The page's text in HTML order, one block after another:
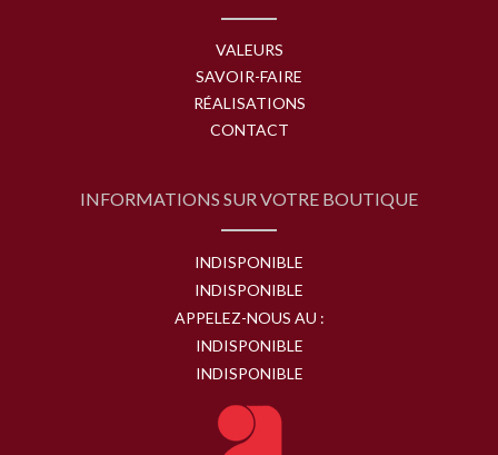
VALEURS
SAVOIR-FAIRE
RÉALISATIONS
CONTACT
INFORMATIONS SUR VOTRE BOUTIQUE
INDISPONIBLE
INDISPONIBLE
APPELEZ-NOUS AU :
INDISPONIBLE
INDISPONIBLE